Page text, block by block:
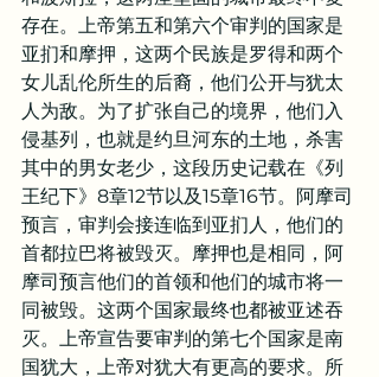
存在。上帝第五和第六个审判的国家是
亚扪和摩押，这两个民族是罗得和两个
女儿乱伦所生的后裔，他们公开与犹太
人为敌。为了扩张自己的境界，他们入
侵基列，也就是约旦河东的土地，杀害
其中的男女老少，这段历史记载在《列
王纪下》8章12节以及15章16节。阿摩司
预言，审判会接连临到亚扪人，他们的
首都拉巴将被毁灭。摩押也是相同，阿
摩司预言他们的首领和他们的城市将一
同被毁。这两个国家最终也都被亚述吞
灭。上帝宣告要审判的第七个国家是南
国犹大，上帝对犹大有更高的要求。所